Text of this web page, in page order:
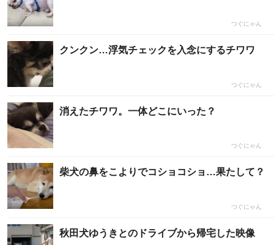
つぐにゃん
クンクン…浮気チェックを入念にするチワワ
つぐにゃん
消えたチワワ。一体どこにいった？
つぐにゃん
柴犬の鼻をこよりでコショコショ…果たして？
つぐにゃん
秋田犬ゆうきとのドライブから帰宅した映像